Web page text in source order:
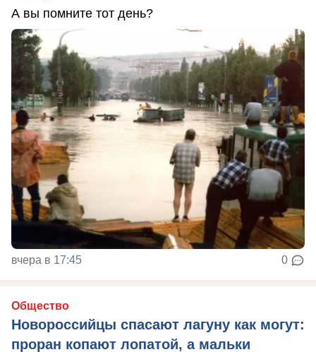
А вы помните тот день?
вчера в 17:45 0
Общество
Новороссийцы спасают лагуну как могут:
проран копают лопатой, а мальки